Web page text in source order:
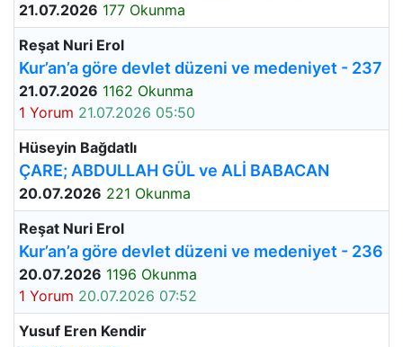
21.07.2026 177 Okunma
Reşat Nuri Erol
Kur’an’a göre devlet düzeni ve medeniyet - 237
21.07.2026 1162 Okunma
1 Yorum 21.07.2026 05:50
Hüseyin Bağdatlı
ÇARE; ABDULLAH GÜL ve ALİ BABACAN
20.07.2026 221 Okunma
Reşat Nuri Erol
Kur’an’a göre devlet düzeni ve medeniyet - 236
20.07.2026 1196 Okunma
1 Yorum 20.07.2026 07:52
Yusuf Eren Kendir